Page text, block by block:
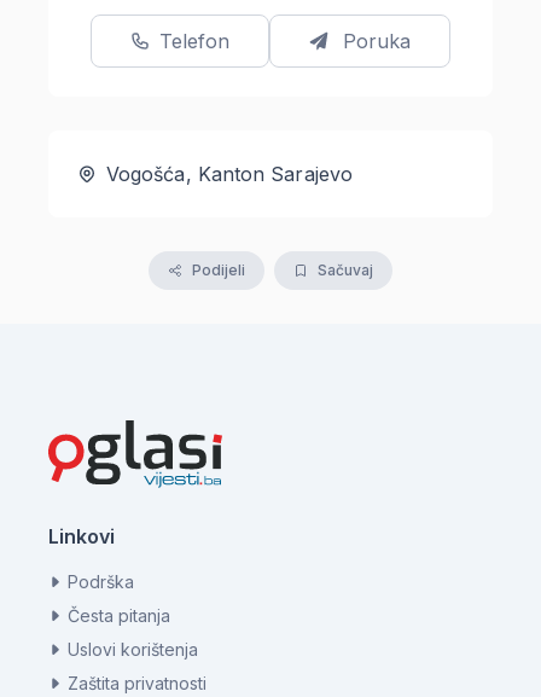
Telefon Poruka
Vogošća, Kanton Sarajevo
Podijeli Sačuvaj
Linkovi
Podrška
Česta pitanja
Uslovi korištenja
Zaštita privatnosti